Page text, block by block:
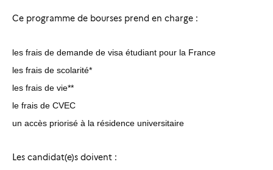
Ce programme de bourses prend en charge :
les frais de demande de visa étudiant pour la France
les frais de scolarité*
les frais de vie**
le frais de CVEC
un accès priorisé à la résidence universitaire
Les candidat(e)s doivent :